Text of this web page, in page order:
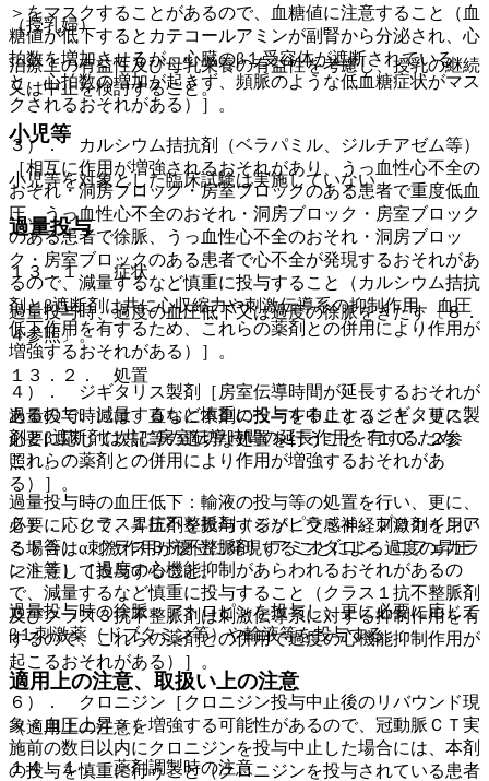
（授乳婦）
治療上の有益性及び母乳栄養の有益性を考慮し、授乳の継続
又は中止を検討すること。
小児等
小児等を対象とした臨床試験は実施していない。
過量投与
１３．１． 症状
過量投与時、過度の血圧低下又は過度の徐脈をきたす〔８．
４参照〕。
１３．２． 処置
過量投与時には、直ちに本剤の投与を中止すること。更に、
必要に応じて次記等の適切な処置を行うこと〔１０．２参
照〕。
過量投与時の血圧低下：輸液の投与等の処置を行い、更に、
必要に応じて、昇圧剤を投与するが、交感神経刺激剤を用い
る場合はα刺激作用が優位に発現することによる過度の昇圧
に注意して投与すること。
過量投与時の徐脈：アトロピンを投与し、更に必要に応じて
β１刺激薬（ドブタミン等）や輸液等を投与する。
適用上の注意、取扱い上の注意
（適用上の注意）
１４．１． 薬剤調製時の注意
＞をマスクすることがあるので、血糖値に注意すること（血
糖値が低下するとカテコールアミンが副腎から分泌され、心
拍数を増加させるが、心臓のβ１受容体が遮断されている
と、心拍数の増加が起きず、頻脈のような低血糖症状がマス
クされるおそれがある）］。
３）． カルシウム拮抗剤（ベラパミル、ジルチアゼム等）
［相互に作用が増強されるおそれがあり、うっ血性心不全の
おそれ・洞房ブロック・房室ブロックのある患者で重度低血
圧、うっ血性心不全のおそれ・洞房ブロック・房室ブロック
のある患者で徐脈、うっ血性心不全のおそれ・洞房ブロッ
ク・房室ブロックのある患者で心不全が発現するおそれがあ
るので、減量するなど慎重に投与すること（カルシウム拮抗
剤とβ遮断剤は共に心収縮力や刺激伝導系の抑制作用、血圧
低下作用を有するため、これらの薬剤との併用により作用が
増強するおそれがある）］。
４）． ジギタリス製剤［房室伝導時間が延長するおそれが
あるので、減量するなど慎重に投与すること（ジギタリス製
剤とβ遮断剤は共に房室伝導時間の延長作用を有するため、
これらの薬剤との併用により作用が増強するおそれがあ
る）］。
５）． クラス１抗不整脈剤（ジソピラミド、プロカインア
ミド等）、クラス３抗不整脈剤（アミオダロン、ニフェカラ
ント等）［過度の心機能抑制があらわれるおそれがあるの
で、減量するなど慎重に投与すること（クラス１抗不整脈剤
及びクラス３抗不整脈剤は刺激伝導系に対する抑制作用を有
するので、これらの薬剤との併用で過度の心機能抑制作用が
起こるおそれがある）］。
６）． クロニジン［クロニジン投与中止後のリバウンド現
象＜血圧上昇＞を増強する可能性があるので、冠動脈ＣＴ実
施前の数日以内にクロニジンを投与中止した場合には、本剤
の投与を慎重に行うこと（クロニジンを投与されている患者